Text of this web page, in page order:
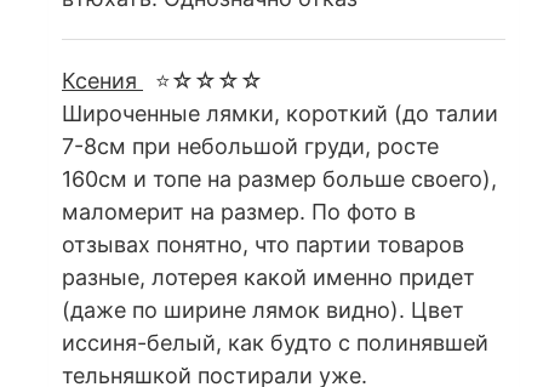
Ксения
⭐☆☆☆☆
Широченные лямки, короткий (до талии
7-8см при небольшой груди, росте
160см и топе на размер больше своего),
маломерит на размер. По фото в
отзывах понятно, что партии товаров
разные, лотерея какой именно придет
(даже по ширине лямок видно). Цвет
иссиня-белый, как будто с полинявшей
тельняшкой постирали уже.